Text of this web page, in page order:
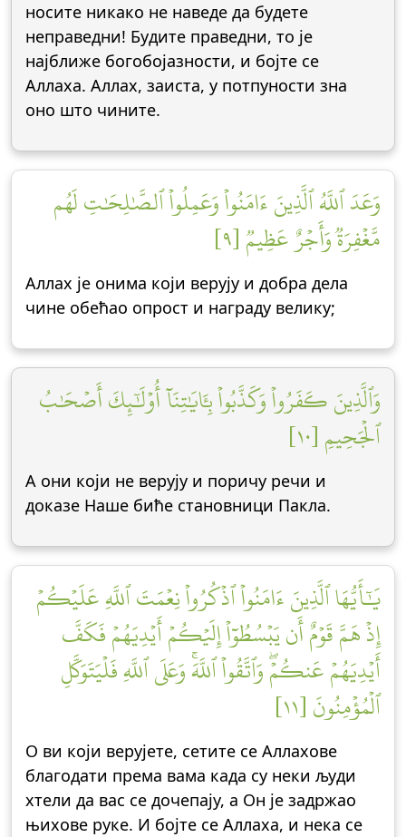
носите никако не наведе да будете
неправедни! Будите праведни, то је
најближе богобојазности, и бојте се
Аллаха. Аллах, заиста, у потпуности зна
оно што чините.
وَعَدَ ٱللَّهُ ٱلَّذِينَ ءَامَنُواْ وَعَمِلُواْ ٱلصَّٰلِحَٰتِ لَهُم
مَّغۡفِرَةٞ وَأَجۡرٌ عَظِيمٞ [٩]
Аллах је онима који верују и добра дела
чине обећао опрост и награду велику;
وَٱلَّذِينَ كَفَرُواْ وَكَذَّبُواْ بِـَٔايَٰتِنَآ أُوْلَٰٓئِكَ أَصۡحَٰبُ
ٱلۡجَحِيمِ [١٠]
А они који не верују и поричу речи и
доказе Наше биће становници Пакла.
يَٰٓأَيُّهَا ٱلَّذِينَ ءَامَنُواْ ٱذۡكُرُواْ نِعۡمَتَ ٱللَّهِ عَلَيۡكُمۡ
إِذۡ هَمَّ قَوۡمٌ أَن يَبۡسُطُوٓاْ إِلَيۡكُمۡ أَيۡدِيَهُمۡ فَكَفَّ
أَيۡدِيَهُمۡ عَنكُمۡۖ وَٱتَّقُواْ ٱللَّهَۚ وَعَلَى ٱللَّهِ فَلۡيَتَوَكَّلِ
ٱلۡمُؤۡمِنُونَ [١١]
О ви који верујете, сетите се Аллахове
благодати према вама када су неки људи
хтели да вас се дочепају, а Он је задржао
њихове руке. И бојте се Аллаха, и нека се